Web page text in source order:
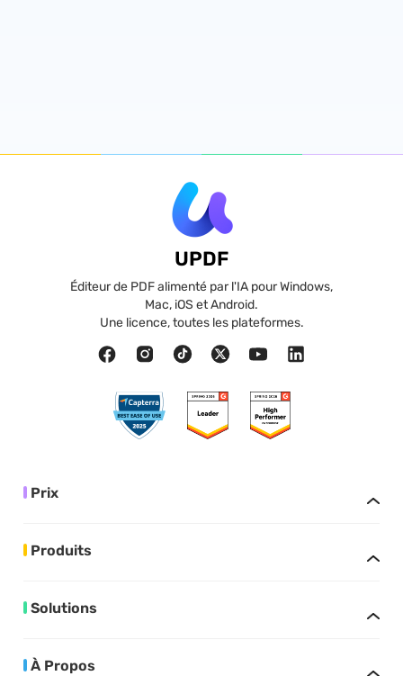
UPDF
Éditeur de PDF alimenté par l'IA pour Windows,
Mac, iOS et Android.
Une licence, toutes les plateformes.
Prix
Produits
Solutions
À Propos